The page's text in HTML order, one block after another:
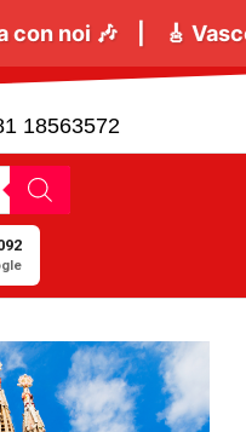
Viaggia con noi
18563572